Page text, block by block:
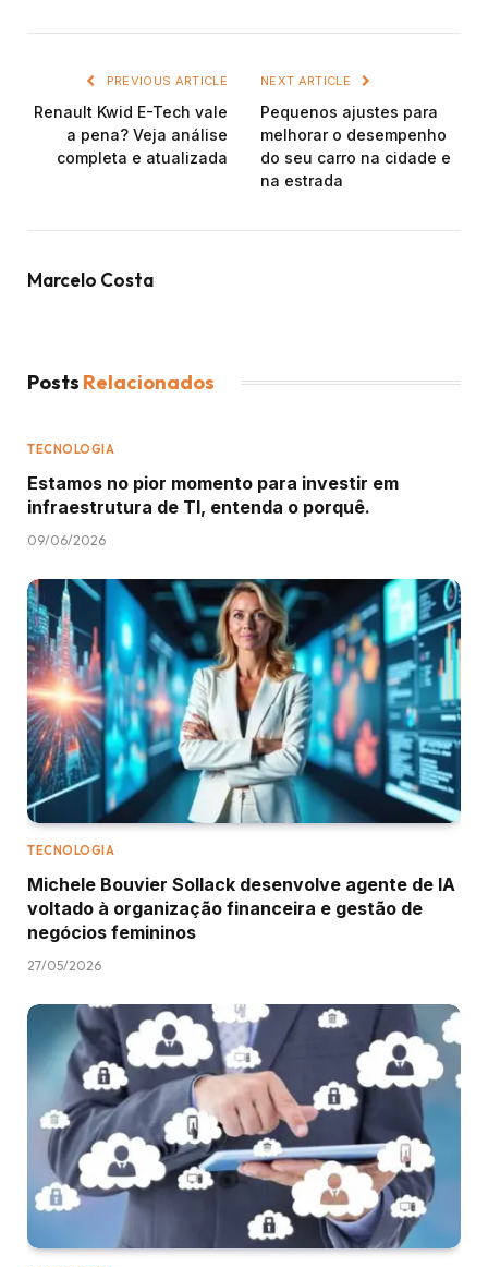
PREVIOUS ARTICLE
Renault Kwid E-Tech vale
a pena? Veja análise
completa e atualizada
NEXT ARTICLE
Pequenos ajustes para
melhorar o desempenho
do seu carro na cidade e
na estrada
Marcelo Costa
Posts Relacionados
TECNOLOGIA
Estamos no pior momento para investir em
infraestrutura de TI, entenda o porquê.
09/06/2026
TECNOLOGIA
Michele Bouvier Sollack desenvolve agente de IA
voltado à organização financeira e gestão de
negócios femininos
27/05/2026